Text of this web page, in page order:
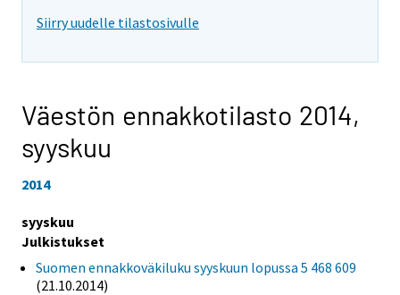
Siirry uudelle tilastosivulle
Väestön ennakkotilasto 2014,
syyskuu
2014
syyskuu
Julkistukset
Suomen ennakkoväkiluku syyskuun lopussa 5 468 609
(21.10.2014)